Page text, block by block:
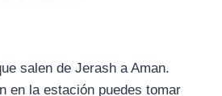
salen de Jerash a Aman.
en la estación puedes tomar